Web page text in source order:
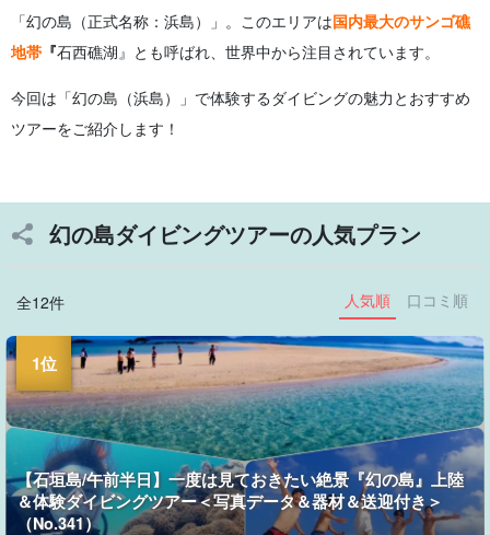
「幻の島（正式名称：浜島）」。このエリアは国内最大のサンゴ礁
地帯 『石西礁湖』とも呼ばれ、世界中から注目されています。
今回は「幻の島（浜島）」で体験するダイビングの魅力とおすすめ
ツアーをご紹介します！
幻の島ダイビングツアーの人気プラン
全12件 人気順 口コミ順
【石垣島/午前半日】一度は見ておきたい絶景『幻の島』上陸
＆体験ダイビングツアー＜写真データ＆器材＆送迎付き＞
（No.341）